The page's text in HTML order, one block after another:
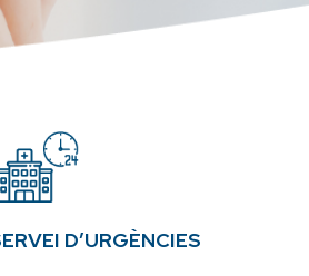
D’URGÈNCIES